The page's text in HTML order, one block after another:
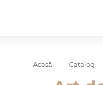
Acasă — Catalog